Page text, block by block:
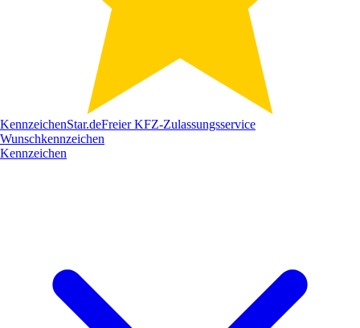
KennzeichenStar.deFreier KFZ-Zulassungsservice
Wunschkennzeichen
Kennzeichen